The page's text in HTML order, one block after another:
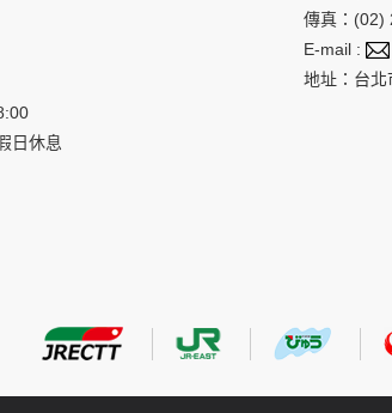
日休息
傳真：(02)
E-mail :
地址：台北